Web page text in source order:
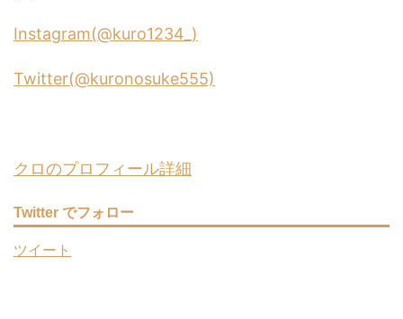
Instagram(@kuro1234_)
Twitter(@kuronosuke555)
クロのプロフィール詳細
Twitter でフォロー
ツイート